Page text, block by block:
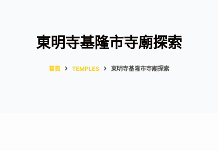
東明寺基隆市寺廟探索
首頁 TEMPLES 東明寺基隆市寺廟探索